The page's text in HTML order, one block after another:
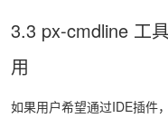
3.3 px-cmdline 工
用
如果用户希望通过IDE插件